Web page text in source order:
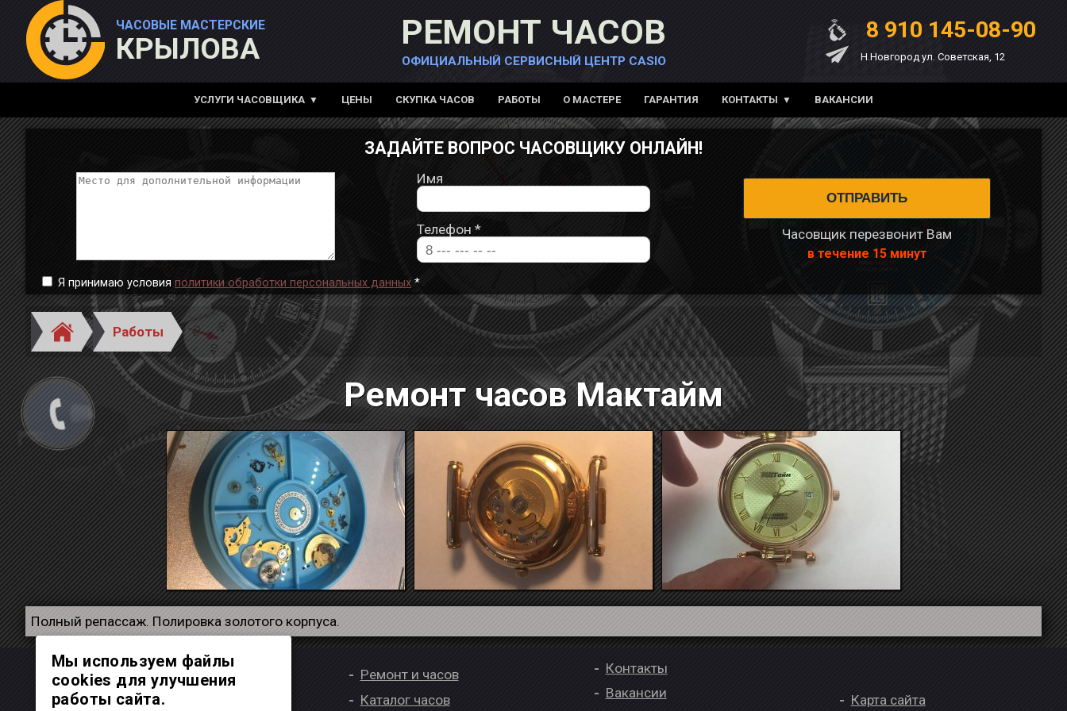
ЧАСОВЫЕ МАСТЕРСКИЕ
КРЫЛОВА РЕМОНТ ЧАСОВ
ОФИЦИАЛЬНЫЙ СЕРВИСНЫЙ ЦЕНТР CASIO
8 910 145-08-90
Н.Новгород ул. Советская, 12
УСЛУГИ ЧАСОВЩИКА ЦЕНЫ СКУПКА ЧАСОВ РАБОТЫ О МАСТЕРЕ ГАРАНТИЯ КОНТАКТЫ ВАКАНСИИ
ЗАДАЙТЕ ВОПРОС ЧАСОВЩИКУ ОНЛАЙН!
Имя
Телефон * Часовщик перезвонит Вам
в течение 15 минут
Я принимаю условияполитики обработки персональных данных *
Работы
Ремонт часов Мактайм
Полный репассаж. Полировка золотого корпуса.
ЧАСОВЫЕ
МАСТЕРСКИЕ
Ремонт и часов
Каталог часов
Контакты
Вакансии
Карта сайта
Мы используем файлы
cookies для улучшения
работы сайта.